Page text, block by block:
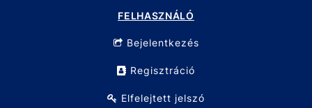
FELHASZNÁLÓ
Bejelentkezés
Regisztráció
Elfelejtett jelszó